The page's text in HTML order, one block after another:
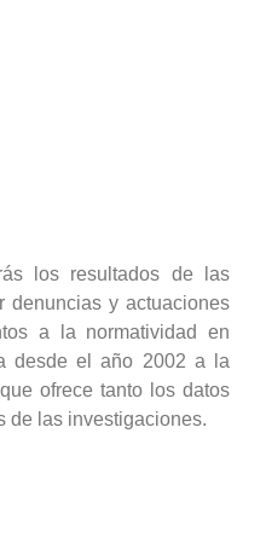
los resultados de las
denuncias y actuaciones
a la normatividad en
desde el año 2002 a la
ofrece tanto los datos
de las investigaciones.